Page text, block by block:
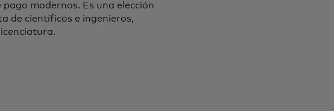
modernos. Es una elección
de científicos e ingenieros,